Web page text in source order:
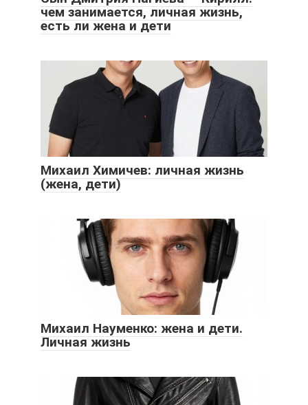
чем занимается, личная жизнь,
есть ли жена и дети
Михаил Химичев: личная жизнь
(жена, дети)
Михаил Науменко: жена и дети.
Личная жизнь